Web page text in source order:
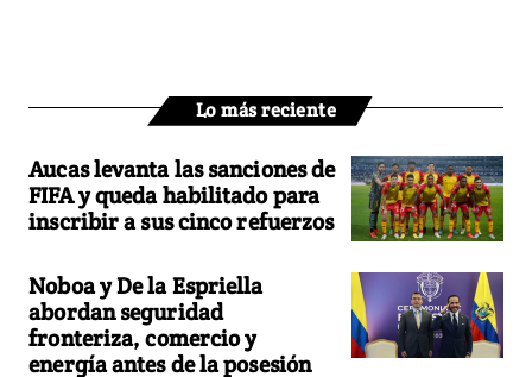
Lo más reciente
Aucas levanta las sanciones de
FIFA y queda habilitado para
inscribir a sus cinco refuerzos
Noboa y De la Espriella
abordan seguridad
fronteriza, comercio y
energía antes de la posesión